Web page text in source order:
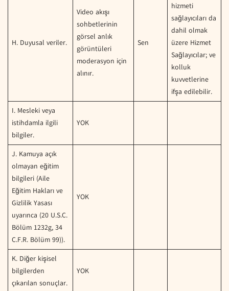
H. Duyusal veriler.
Video akışı
sohbetlerinin
görsel anlık
görüntüleri
moderasyon için
alınır.
Sen
hizmeti
sağlayıcıları da
dahil olmak
üzere Hizmet
Sağlayıcılar; ve
kolluk
kuvvetlerine
ifşa edilebilir.
I. Mesleki veya
istihdamla ilgili
bilgiler.
YOK
J. Kamuya açık
olmayan eğitim
bilgileri (Aile
Eğitim Hakları ve
Gizlilik Yasası
uyarınca (20 U.S.C.
Bölüm 1232g, 34
C.F.R. Bölüm 99)).
YOK
K. Diğer kişisel
bilgilerden
çıkarılan sonuçlar.
YOK